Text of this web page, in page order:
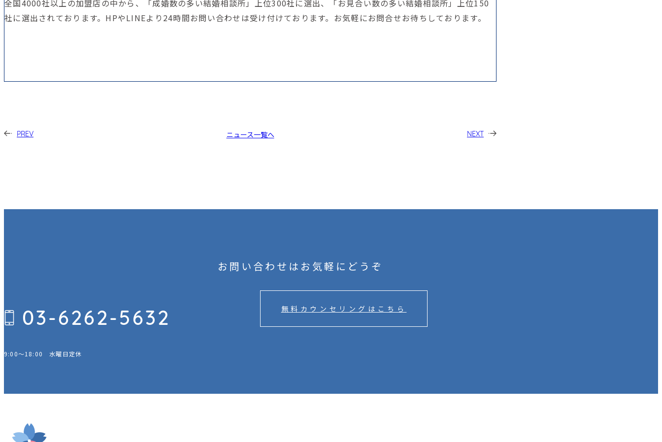
全国4000社以上の加盟店の中から、「成婚数の多い結婚相談所」上位300社に選出、「お見合い数の多い結婚相談所」上位150
社に選出されております。HPやLINEより24時間お問い合わせは受け付けております。お気軽にお問合せお待ちしております。
PREV ニュース一覧へ NEXT
お問い合わせはお気軽にどうぞ
無料カウンセリングはこちら
03-6262-5632
9:00～18:00水曜日定休
ご
ち
ら